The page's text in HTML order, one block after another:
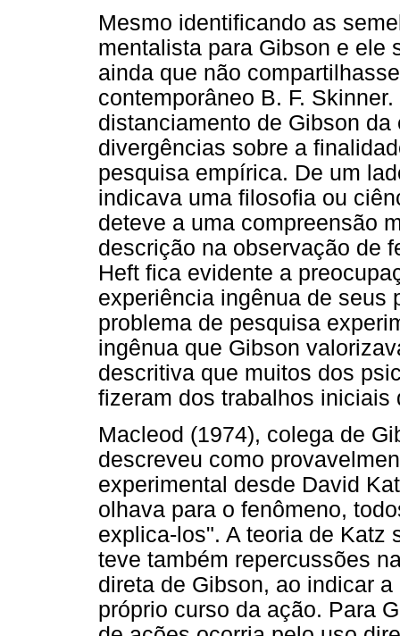
Mesmo identificando as
mentalista para Gibson e ele
ainda que não
contemporâneo B. F.
distanciamento de Gibson
divergências sobre a
pesquisa empírica. De um
indicava uma filosofia ou
deteve a uma compreensão
descrição na observação de
Heft fica evidente a
experiência ingênua de seus
problema de pesquisa
ingênua que Gibson
descritiva que muitos dos
fizeram dos trabalhos iniciais
Macleod (1974), colega de
descreveu como
experimental desde David
olhava para o fenômeno,
explica-los". A teoria de Katz
teve também repercussões
direta de Gibson, ao indicar
próprio curso da ação. Para